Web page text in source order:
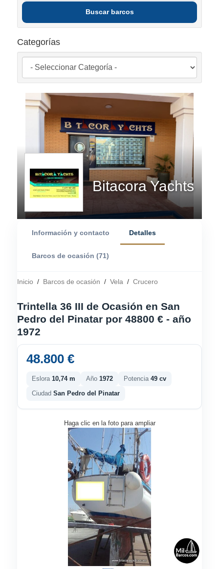
Buscar barcos
Categorías
Bitacora Yachts
Información y contacto Detalles
Barcos de ocasión (71)
Inicio / Barcos de ocasión / Vela / Crucero
Trintella 36 III de Ocasión en San
Pedro del Pinatar por 48800 € - año
1972
48.800 €
Eslora 10,74 m Año 1972 Potencia 49 cv
Ciudad San Pedro del Pinatar
Haga clic en la foto para ampliar